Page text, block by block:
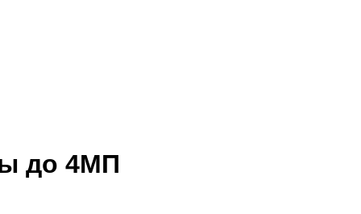
до 4МП